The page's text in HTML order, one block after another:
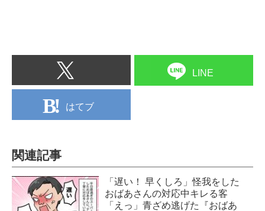
LINE
はてブ
関連記事
「遅い！ 早くしろ」怪我をした
おばあさんの対応中キレる客
「えっ」青ざめ逃げた『おばあ